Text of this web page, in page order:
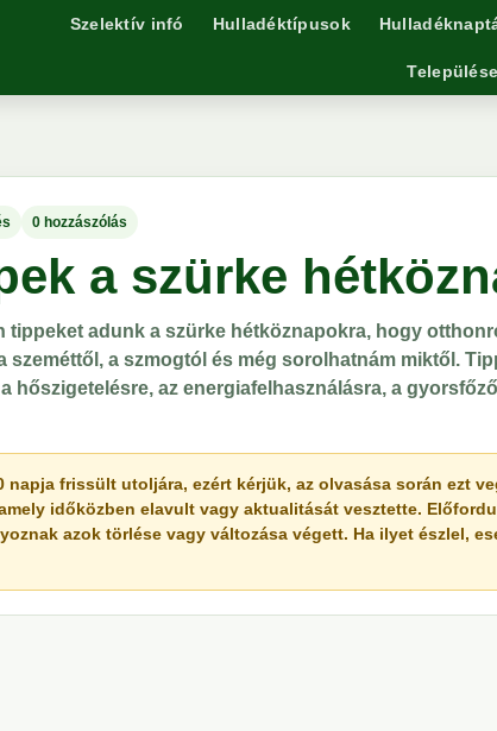
Szelektív infó Hulladéktípusok
0 hozzászólás
a szürke
tippeket adunk a szürke hétköznapokra, hogy
szeméttől, a szmogtól és még sorolhatnám miktől.
hőszigetelésre, az energiafelhasználásra, a
napja frissült utoljára, ezért kérjük, az olvasása során ezt
időközben elavult vagy aktualitását vesztette.
azok törlése vagy változása végett. Ha ilyet észlel,